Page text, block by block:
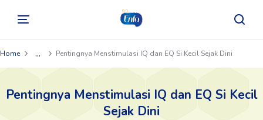
Home ... Pentingnya Menstimulasi IQ dan EQ Si Kecil Sejak Dini
Pentingnya Menstimulasi IQ dan EQ Si Kecil
Sejak Dini